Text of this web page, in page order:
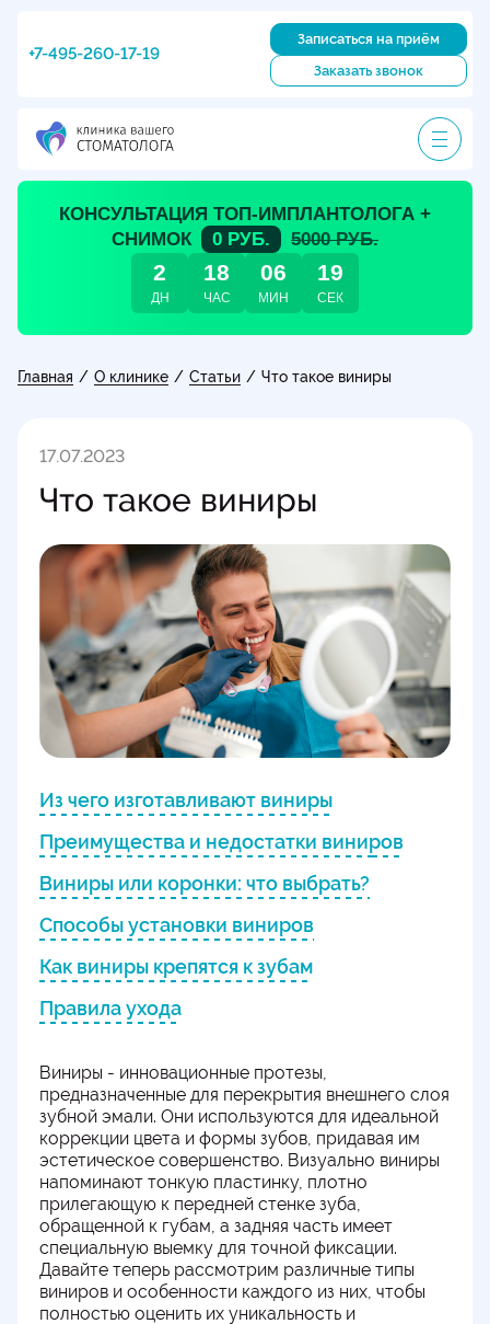
+7-495-260-17-19
Записаться на приём
Заказать звонок
КОНСУЛЬТАЦИЯ ТОП-ИМПЛАНТОЛОГА +
СНИМОК
0 РУБ. 5000 РУБ.
2
ДН
18
ЧАС
06
МИН
19
СЕК
Главная / О клинике / Статьи / Что такое виниры
17.07.2023
Что такое виниры
Из чего изготавливают виниры
Преимущества и недостатки виниров
Виниры или коронки: что выбрать?
Способы установки виниров
Как виниры крепятся к зубам
Правила ухода
Виниры - инновационные протезы,
предназначенные для перекрытия внешнего слоя
зубной эмали. Они используются для идеальной
коррекции цвета и формы зубов, придавая им
эстетическое совершенство. Визуально виниры
напоминают тонкую пластинку, плотно
прилегающую к передней стенке зуба,
обращенной к губам, а задняя часть имеет
специальную выемку для точной фиксации.
Давайте теперь рассмотрим различные типы
виниров и особенности каждого из них, чтобы
полностью оценить их уникальность и